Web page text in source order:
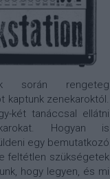
során rengeteg
kaptunk zenekaroktól.
két tanáccsal ellátni
Hogyan is
egy bemutatkozó
feltétlen szükségetek
hogy legyen, és mi